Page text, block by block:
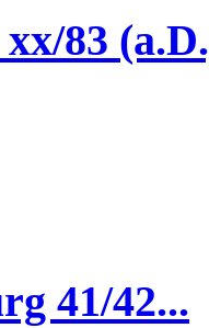
83
41/42...